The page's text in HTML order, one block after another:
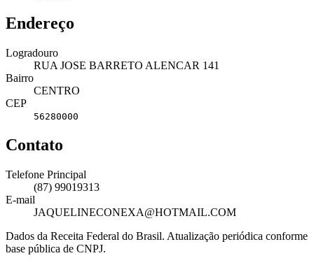
Endereço
Logradouro
RUA JOSE BARRETO ALENCAR 141
Bairro
CENTRO
CEP
56280000
Contato
Telefone Principal
(87) 99019313
E-mail
JAQUELINECONEXA@HOTMAIL.COM
Dados da Receita Federal do Brasil. Atualização periódica conforme
base pública de CNPJ.